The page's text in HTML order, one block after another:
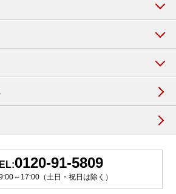
0120-91-5809
～17:00（土日・祝日は除く）